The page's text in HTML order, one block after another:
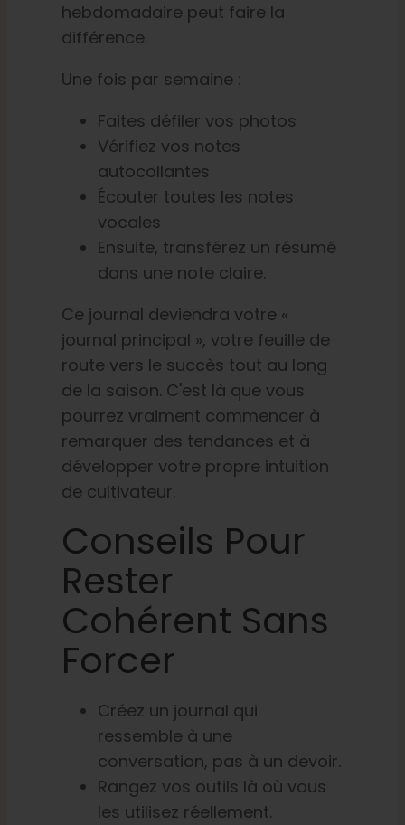
hebdomadaire peut faire la
différence.
Une fois par semaine :
Faites défiler vos photos
Vérifiez vos notes
autocollantes
Écouter toutes les notes
vocales
Ensuite, transférez un résumé
dans une note claire.
Ce journal deviendra votre «
journal principal », votre feuille de
route vers le succès tout au long
de la saison. C'est là que vous
pourrez vraiment commencer à
remarquer des tendances et à
développer votre propre intuition
de cultivateur.
Conseils Pour
Rester
Cohérent Sans
Forcer
Créez un journal qui
ressemble à une
conversation, pas à un devoir.
Rangez vos outils là où vous
les utilisez réellement.